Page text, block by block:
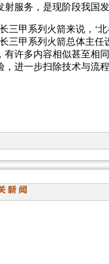
射服务，是现阶段我国
甲系列火箭来说，‘北
三甲系列火箭总体主
有许多内容相似甚至相
，进一步扫除技术与流程